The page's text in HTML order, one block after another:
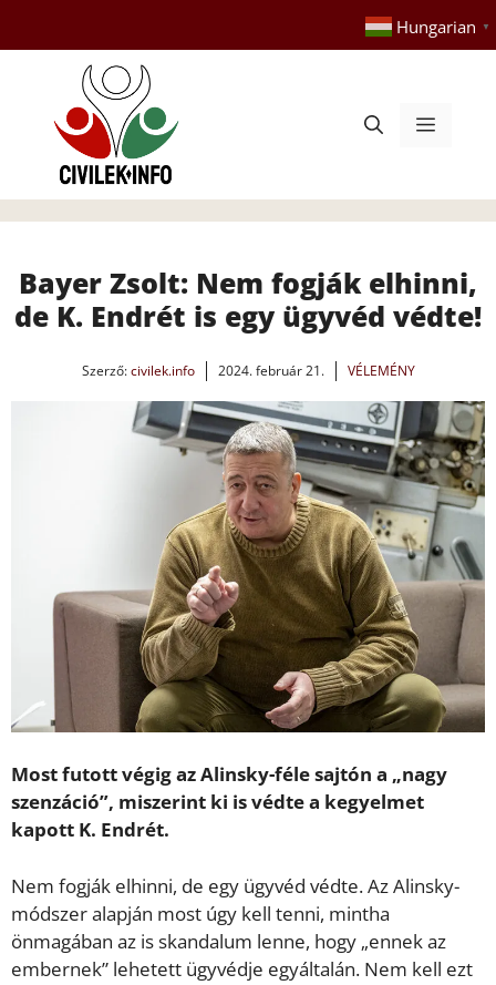
tartalomba
Hungarian ▼
Menü
Bayer Zsolt: Nem fogják elhinni,
de K. Endrét is egy ügyvéd védte!
Szerző:civilek.info 2024. február 21. VÉLEMÉNY
Most futott végig az Alinsky-féle sajtón a „nagy
szenzáció”, miszerint ki is védte a kegyelmet
kapott K. Endrét.
Nem fogják elhinni, de egy ügyvéd védte. Az Alinsky-
módszer alapján most úgy kell tenni, mintha
önmagában az is skandalum lenne, hogy „ennek az
embernek” lehetett ügyvédje egyáltalán. Nem kell ezt